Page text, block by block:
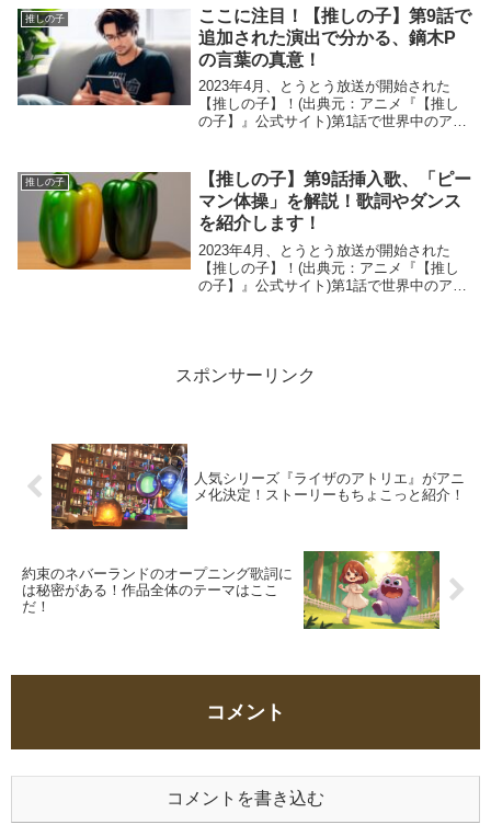
て、そのエンディングを飾るのは、女王蜂
による「...
推しの子
ここに注目！【推しの子】第9話で
追加された演出で分かる、鏑木P
の言葉の真意！
2023年4月、とうとう放送が開始された
【推しの子】！(出典元：アニメ『【推し
の子】』公式サイト)第1話で世界中のアニ
さて、その第9話でも登場するのが、鏑木
プロデュ...
推しの子
【推しの子】第9話挿入歌、「ピー
マン体操」を解説！歌詞やダンス
を紹介します！
2023年4月、とうとう放送が開始された
【推しの子】！(出典元：アニメ『【推し
の子】』公式サイト)第1話で世界中のアニ
スポンサーリンク
人気シリーズ『ライザのアトリエ』がアニ
メ化決定！ストーリーもちょこっと紹介！
約束のネバーランドのオープニング歌詞に
は秘密がある！作品全体のテーマはここ
だ！
コメント
コメントを書き込む